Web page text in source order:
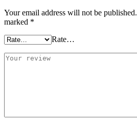
Your email address will not be published.
marked *
Rate…